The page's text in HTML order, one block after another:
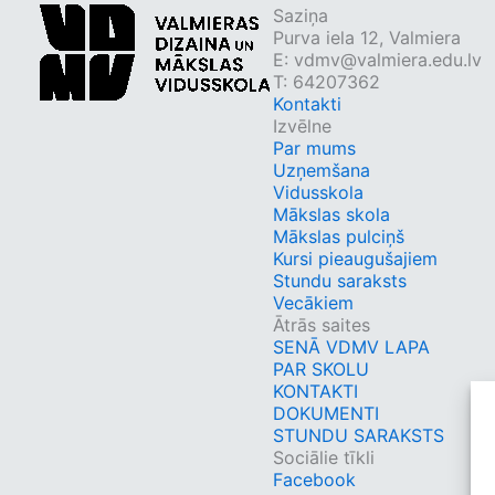
Saziņa
Purva iela 12, Valmiera
E: vdmv@valmiera.edu.lv
T: 64207362
Kontakti
Izvēlne
Par mums
Uzņemšana
Vidusskola
Mākslas skola
Mākslas pulciņš
Kursi pieaugušajiem
Stundu saraksts
Vecākiem
Ātrās saites
SENĀ VDMV LAPA
PAR SKOLU
KONTAKTI
DOKUMENTI
STUNDU SARAKSTS
Sociālie tīkli
Facebook